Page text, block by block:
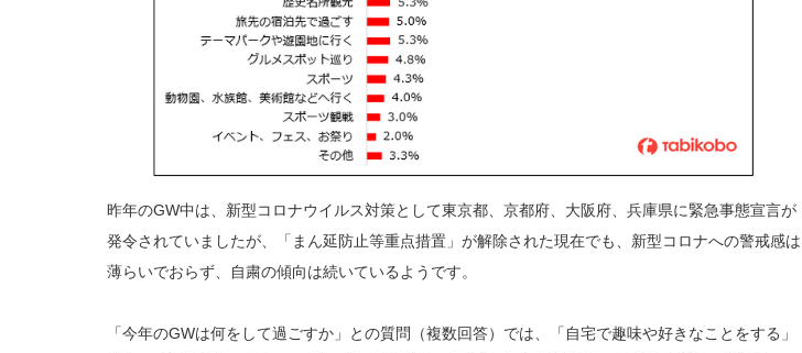
昨年のGW中は、新型コロナウイルス対策として東京都、京都府、大阪府、兵庫県に緊急事態宣言が
発令されていましたが、「まん延防止等重点措置」が解除された現在でも、新型コロナへの警戒感は
薄らいでおらず、自粛の傾向は続いているようです。
「今年のGWは何をして過ごすか」との質問（複数回答）では、「自宅で趣味や好きなことをする」